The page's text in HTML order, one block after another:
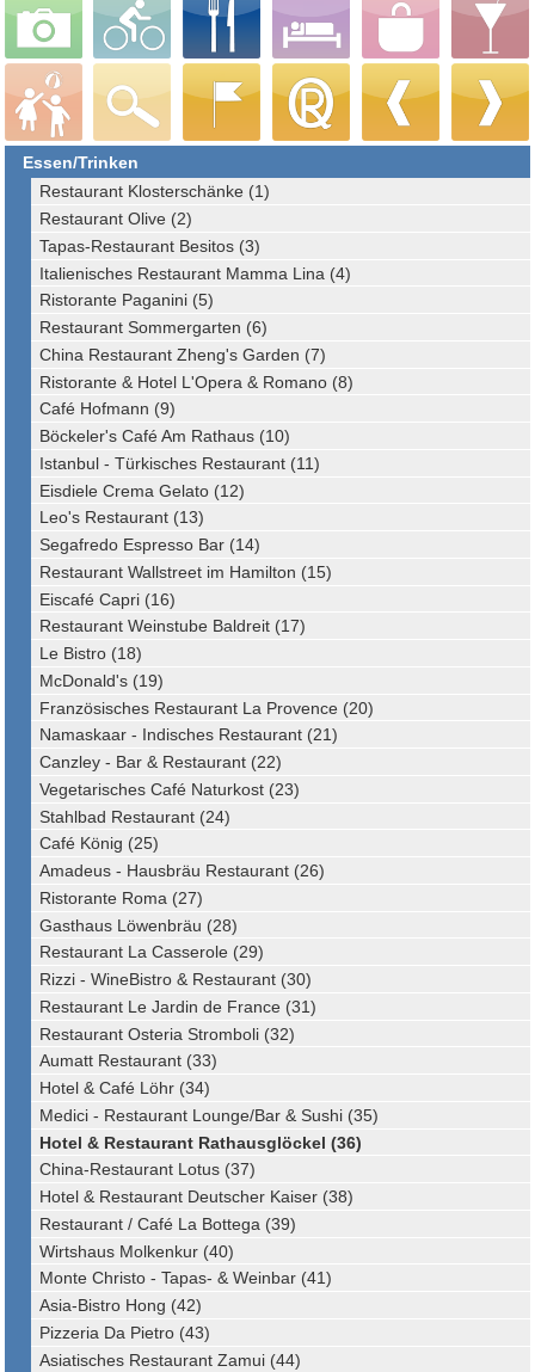
Essen/Trinken
Restaurant Klosterschänke (1)
Restaurant Olive (2)
Tapas-Restaurant Besitos (3)
Italienisches Restaurant Mamma Lina (4)
Ristorante Paganini (5)
Restaurant Sommergarten (6)
China Restaurant Zheng's Garden (7)
Ristorante & Hotel L'Opera & Romano (8)
Café Hofmann (9)
Böckeler's Café Am Rathaus (10)
Istanbul - Türkisches Restaurant (11)
Eisdiele Crema Gelato (12)
Leo's Restaurant (13)
Segafredo Espresso Bar (14)
Restaurant Wallstreet im Hamilton (15)
Eiscafé Capri (16)
Restaurant Weinstube Baldreit (17)
Le Bistro (18)
McDonald's (19)
Französisches Restaurant La Provence (20)
Namaskaar - Indisches Restaurant (21)
Canzley - Bar & Restaurant (22)
Vegetarisches Café Naturkost (23)
Stahlbad Restaurant (24)
Café König (25)
Amadeus - Hausbräu Restaurant (26)
Ristorante Roma (27)
Gasthaus Löwenbräu (28)
Restaurant La Casserole (29)
Rizzi - WineBistro & Restaurant (30)
Restaurant Le Jardin de France (31)
Restaurant Osteria Stromboli (32)
Aumatt Restaurant (33)
Hotel & Café Löhr (34)
Medici - Restaurant Lounge/Bar & Sushi (35)
Hotel & Restaurant Rathausglöckel (36)
China-Restaurant Lotus (37)
Hotel & Restaurant Deutscher Kaiser (38)
Restaurant / Café La Bottega (39)
Wirtshaus Molkenkur (40)
Monte Christo - Tapas- & Weinbar (41)
Asia-Bistro Hong (42)
Pizzeria Da Pietro (43)
Asiatisches Restaurant Zamui (44)